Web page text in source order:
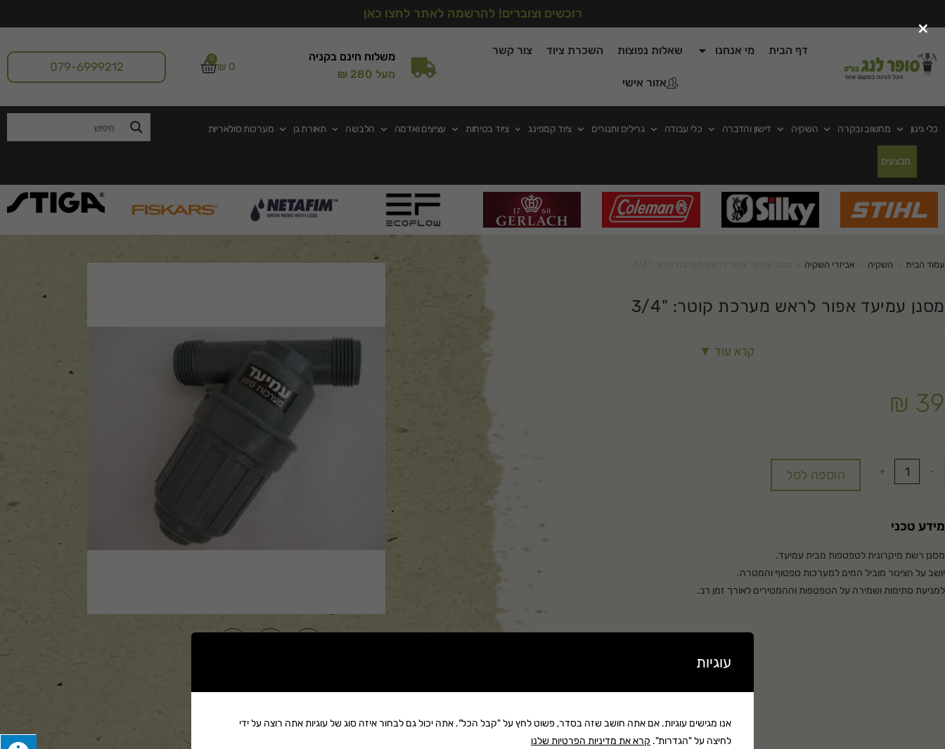
רוכשים וצוברים! להרשמה לאתר לחצו כאן
דף הבית מי אנחנו שאלות נפוצות השכרת ציוד צור קשר
אזור אישי
משלוח חינם בקניה
מעל 280 ₪
₪0
0
079-6999212
כלי גינון מחשוב ובקרה השקיה דישון והדברה כלי עבודה גרילים ותנורים ציוד קמפינג ציוד בטיחות עציצים ואדמה הלבשה תאורת גן מערכות סולאריות
מבצעים
עמוד הבית השקיה אביזרי השקיה
מסנן עמיעד אפור לראש מערכת קוטר: "3/4
קרא עוד ▼
₪ 39
-
+ הוספה לסל
מידע טכני
מסנן רשת מיקרונית לטפטפות מבית עמיעד.
יושב על הצינור מוביל המים למערכות טפטוף והמטרה.
למניעת סתימות ושמירה על הטפטפות וההמטירים לאורך זמן רב.
שתף:
זמן אספקה:עד 14 ימי עסקים
×
עוגיות
אנו מגישים עוגיות. אם אתה חושב שזה בסדר, פשוט לחץ על "קבל הכל". אתה יכול גם לבחור איזה סוג של עוגיות אתה רוצה על ידי
לחיצה על "הגדרות". קרא את מדיניות הפרטיות שלנו